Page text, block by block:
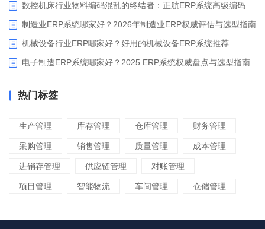
制造业ERP系统哪家好？2026年制造业ERP权威评估与选型指南
机械设备行业ERP哪家好？好用的机械设备ERP系统推荐
电子制造ERP系统哪家好？2025 ERP系统权威盘点与选型指南
热门标签
生产管理 库存管理 仓库管理 财务管理
采购管理 销售管理 质量管理 成本管理
进销存管理 供应链管理 对账管理
项目管理 智能物流 车间管理 仓储管理